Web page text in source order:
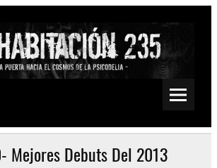
Doom, Sludge, Fuzz, Space, Drone
Mejores Debuts Del 2013